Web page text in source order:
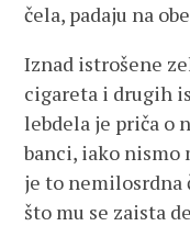
čela, padaju na
Iznad istrošene
cigareta i drugih
lebdela je priča o
banci, iako nismo
je to
što mu se zaista